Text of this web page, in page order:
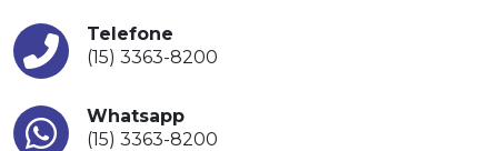
Telefone
(15) 3363-8200
Whatsapp
(15) 3363-8200